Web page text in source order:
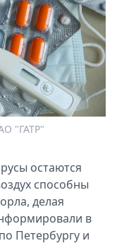
"ГАТР"
остаются
способны
делая
в
Петербургу и